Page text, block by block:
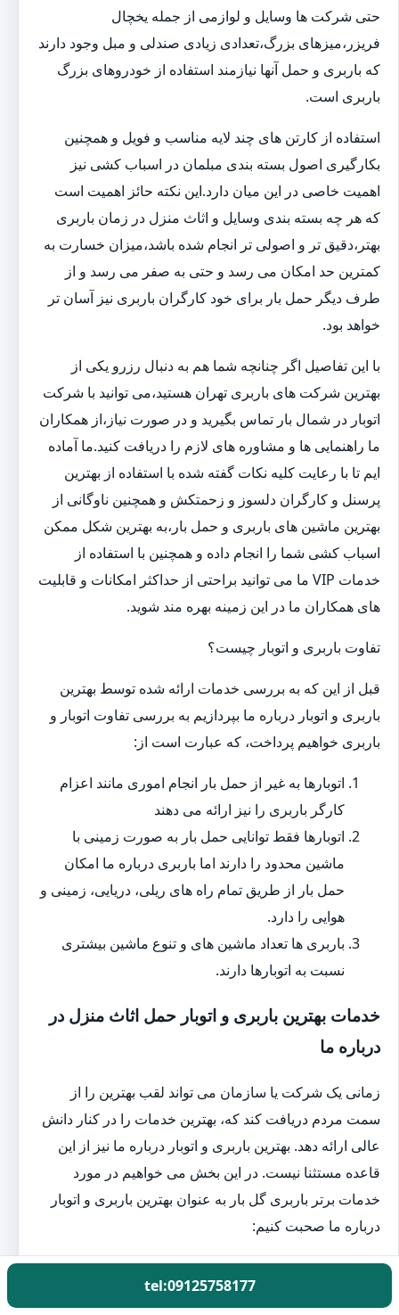
حتی شرکت ها وسایل و لوازمی از جمله یخچال
فریزر،میزهای بزرگ،تعدادی زیادی صندلی و مبل وجود دارند
که باربری و حمل آنها نیازمند استفاده از خودروهای بزرگ
باربری است.
استفاده از کارتن های چند لایه مناسب و فویل و همچنین
بکارگیری اصول بسته بندی مبلمان در اسباب کشی نیز
اهمیت خاصی در این میان دارد.این نکته حائز اهمیت است
که هر چه بسته بندی وسایل و اثاث منزل در زمان باربری
بهتر،دقیق تر و اصولی تر انجام شده باشد،میزان خسارت به
کمترین حد امکان می رسد و حتی به صفر می رسد و از
طرف دیگر حمل بار برای خود کارگران باربری نیز آسان تر
خواهد بود.
با این تفاصیل اگر چنانچه شما هم به دنبال رزرو یکی از
بهترین شرکت های باربری تهران هستید،می توانید با شرکت
اتوبار در شمال بار تماس بگیرید و در صورت نیاز،از همکاران
ما راهنمایی ها و مشاوره های لازم را دریافت کنید.ما آماده
ایم تا با رعایت کلیه نکات گفته شده با استفاده از بهترین
پرسنل و کارگران دلسوز و زحمتکش و همچنین ناوگانی از
بهترین ماشین های باربری و حمل بار،به بهترین شکل ممکن
اسباب کشی شما را انجام داده و همچنین با استفاده از
خدمات VIP ما می توانید براحتی از حداکثر امکانات و قابلیت
های همکاران ما در این زمینه بهره مند شوید.
تفاوت باربری و اتوبار چیست؟
قبل از این که به بررسی خدمات ارائه شده توسط بهترین
باربری و اتوبار درباره ما بپردازیم به بررسی تفاوت اتوبار و
باربری خواهیم پرداخت، که عبارت است از:
اتوبارها به غیر از حمل بار انجام اموری مانند اعزام
کارگر باربری را نیز ارائه می دهند
اتوبارها فقط توانایی حمل بار به صورت زمینی با
ماشین محدود را دارند اما باربری درباره ما امکان
حمل بار از طریق تمام راه های ریلی، دریایی، زمینی و
هوایی را دارد.
باربری ها تعداد ماشین های و تنوع ماشین بیشتری
نسبت به اتوبارها دارند.
خدمات بهترین باربری و اتوبار حمل اثاث منزل در
درباره ما
زمانی یک شرکت یا سازمان می تواند لقب بهترین را از
سمت مردم دریافت کند که، بهترین خدمات را در کنار دانش
عالی ارائه دهد. بهترین باربری و اتوبار درباره ما نیز از این
قاعده مستثنا نیست. در این بخش می خواهیم در مورد
خدمات برتر باربری گل بار به عنوان بهترین باربری و اتوبار
درباره ما صحبت کنیم:
tel:09125758177